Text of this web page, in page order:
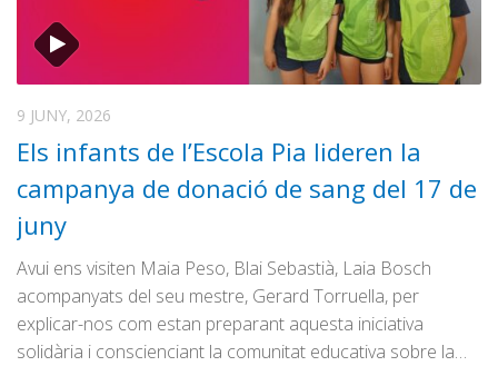
9 JUNY, 2026
Els infants de l’Escola Pia lideren la
campanya de donació de sang del 17 de
juny
Avui ens visiten Maia Peso, Blai Sebastià, Laia Bosch
acompanyats del seu mestre, Gerard Torruella, per
explicar-nos com estan preparant aquesta iniciativa
solidària i conscienciant la comunitat educativa sobre la…